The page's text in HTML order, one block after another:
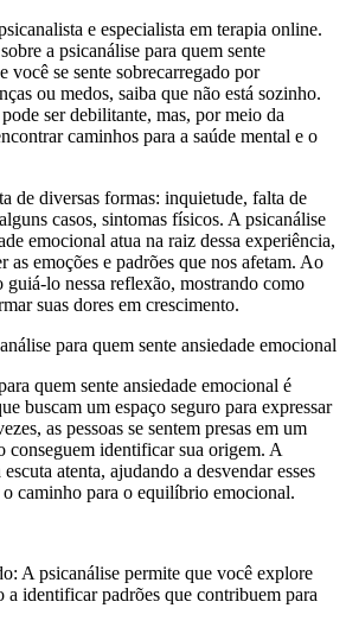
e especialista em terapia online.
a psicanálise para quem sente
você se sente sobrecarregado por
ou medos, saiba que não está sozinho.
ser debilitante, mas, por meio da
caminhos para a saúde mental e o
de diversas formas: inquietude, falta de
casos, sintomas físicos. A psicanálise
emocional atua na raiz dessa experiência,
as emoções e padrões que nos afetam. Ao
guiá-lo nessa reflexão, mostrando como
suas dores em crescimento.
para quem sente ansiedade emocional
quem sente ansiedade emocional é
buscam um espaço seguro para expressar
as pessoas se sentem presas em um
conseguem identificar sua origem. A
atenta, ajudando a desvendar esses
caminho para o equilíbrio emocional.
A psicanálise permite que você explore
a identificar padrões que contribuem para